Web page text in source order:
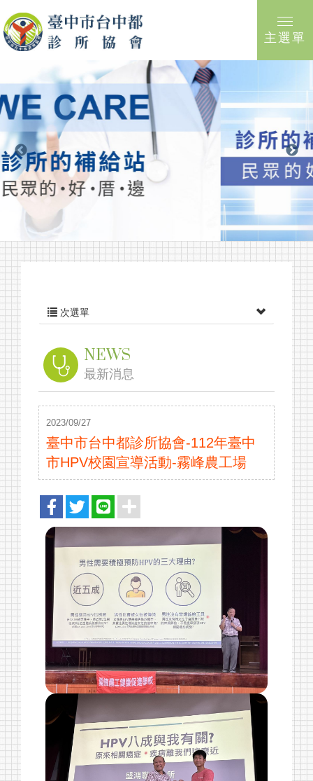
主選單
關於我們
單位介紹
監理事名單
次選單
NEWS
最新消息
2023/09/27
臺中市台中都診所協會-112年臺中
市HPV校園宣導活動-霧峰農工場